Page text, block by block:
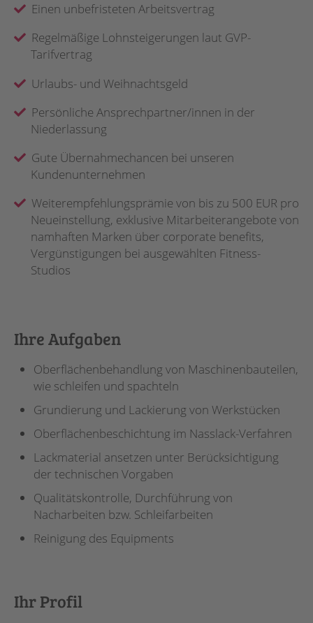
Ihre Aufgaben
Oberflächenbehandlung von Maschinenbauteilen,
wie schleifen und spachteln
Grundierung und Lackierung von Werkstücken
Oberflächenbeschichtung im Nasslack-Verfahren
Lackmaterial ansetzen unter Berücksichtigung
der technischen Vorgaben
Qualitätskontrolle, Durchführung von
Nacharbeiten bzw. Schleifarbeiten
Reinigung des Equipments
Ihr Profil
Einen unbefristeten Arbeitsvertrag
Regelmäßige Lohnsteigerungen laut GVP-
Tarifvertrag
Urlaubs- und Weihnachtsgeld
Persönliche Ansprechpartner/innen in der
Niederlassung
Gute Übernahmechancen bei unseren
Kundenunternehmen
Weiterempfehlungsprämie von bis zu 500 EUR pro
Neueinstellung, exklusive Mitarbeiterangebote von
namhaften Marken über corporate benefits,
Vergünstigungen bei ausgewählten Fitness-
Studios